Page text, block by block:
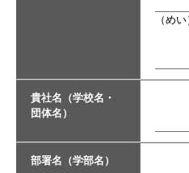
（めい
貴社名（学校名・
団体名）
部署名（学部名）